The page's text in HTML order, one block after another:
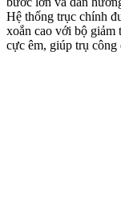
Hệ thống trục chính
xoắn cao với bộ giảm
cực êm, giúp trụ